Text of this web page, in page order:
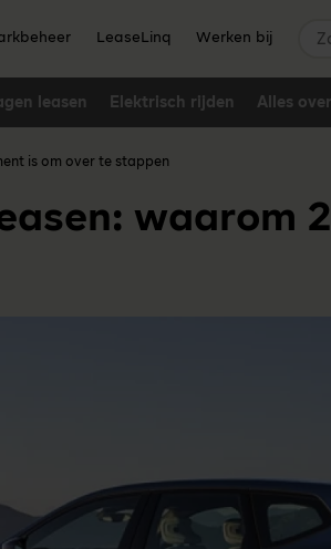
LeaseLinq Werken bij
leasen Elektrisch rijden Alles
is om over te stappen
waarom